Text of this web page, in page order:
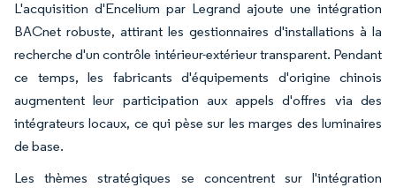
L'acquisition d'Encelium par Legrand ajoute une intégration
BACnet robuste, attirant les gestionnaires d'installations à la
recherche d'un contrôle intérieur-extérieur transparent. Pendant
ce temps, les fabricants d'équipements d'origine chinois
augmentent leur participation aux appels d'offres via des
intégrateurs locaux, ce qui pèse sur les marges des luminaires
de base.
Les thèmes stratégiques se concentrent sur l'intégration